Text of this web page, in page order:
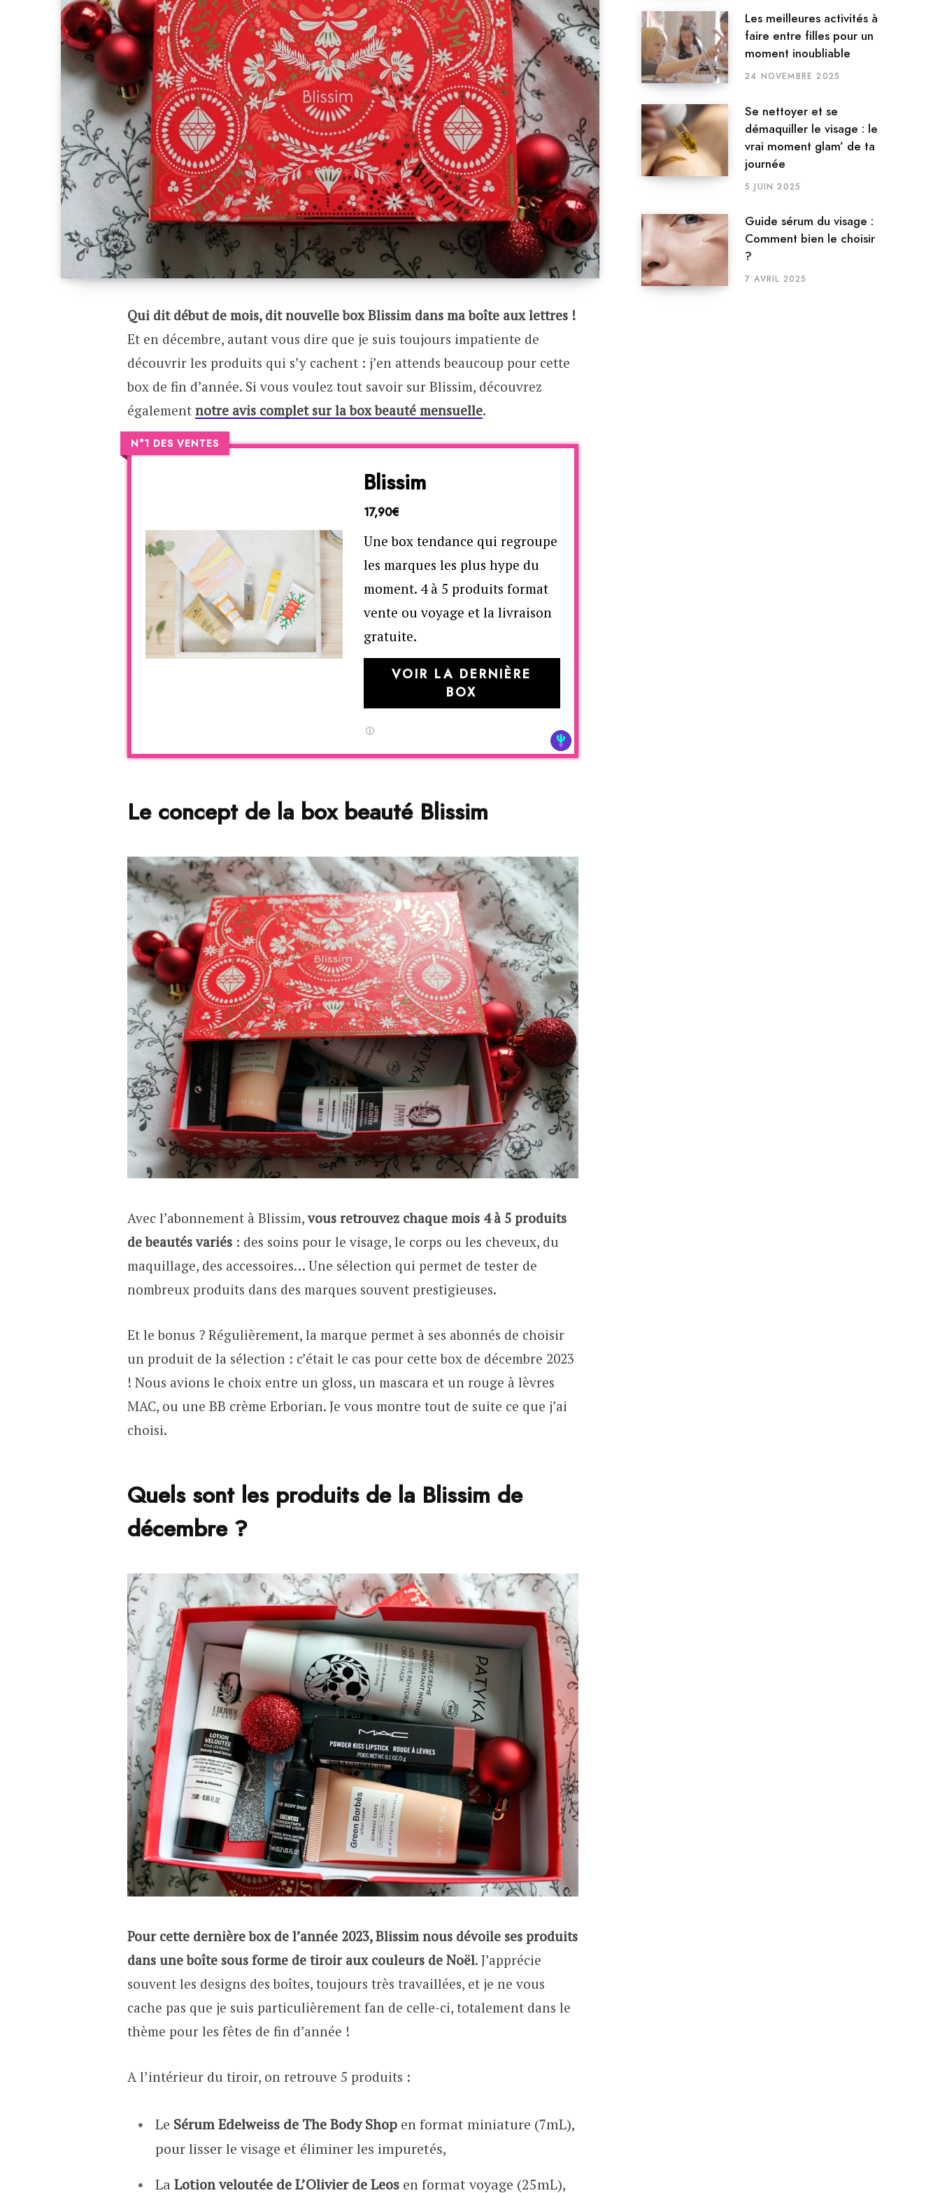
Qui dit début de mois, dit nouvelle box Blissim dans ma boîte aux lettres !
Et en décembre, autant vous dire que je suis toujours impatiente de
découvrir les produits qui s’y cachent : j’en attends beaucoup pour cette
box de fin d’année. Si vous voulez tout savoir sur Blissim, découvrez
également notre avis complet sur la box beauté mensuelle.
N°1 DES VENTES
Blissim
17,90€
Une box tendance qui regroupe
les marques les plus hype du
moment. 4 à 5 produits format
vente ou voyage et la livraison
gratuite.
VOIR LA DERNIÈRE
BOX
Le concept de la box beauté Blissim
Avec l’abonnement à Blissim,vous retrouvez chaque mois 4 à 5 produits
de beautés variés: des soins pour le visage, le corps ou les cheveux, du
maquillage, des accessoires… Une sélection qui permet de tester de
nombreux produits dans des marques souvent prestigieuses.
Et le bonus ? Régulièrement, la marque permet à ses abonnés de choisir
un produit de la sélection : c’était le cas pour cette box de décembre 2023
! Nous avions le choix entre un gloss, un mascara et un rouge à lèvres
MAC, ou une BB crème Erborian. Je vous montre tout de suite ce que j’ai
choisi.
Quels sont les produits de la Blissim de
décembre ?
Pour cette dernière box de l’année 2023, Blissim nous dévoile ses produits
dans une boîte sous forme de tiroir aux couleurs de Noël. J’apprécie
souvent les designs des boîtes, toujours très travaillées, et je ne vous
cache pas que je suis particulièrement fan de celle-ci, totalement dans le
thème pour les fêtes de fin d’année !
A l’intérieur du tiroir, on retrouve 5 produits :
Le Sérum Edelweiss de The Body Shopen format miniature (7mL),
pour lisser le visage et éliminer les impuretés,
La Lotion veloutée de L’Olivier de Leosen format voyage (25mL),
Les meilleures activités à
faire entre filles pour un
moment inoubliable
24 NOVEMBRE 2025
Se nettoyer et se
démaquiller le visage : le
vrai moment glam’ de ta
journée
5 JUIN 2025
Guide sérum du visage :
Comment bien le choisir
?
7 AVRIL 2025